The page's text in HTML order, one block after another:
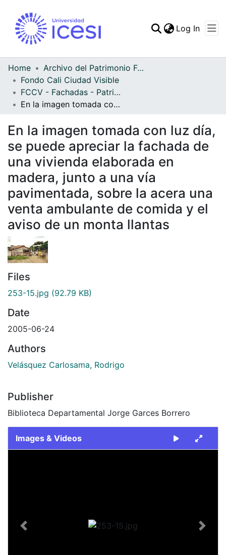
Log In
Home
Archivo del Patrimonio Fotográfico y Fílmico del Valle del Cauca
Fondo Cali Ciudad Visible
FCCV - Fachadas - Patrimonial
En la imagen tomada con luz día, se puede apreciar la fachada de una vivienda elaborada en madera, junto a una vía pavimentada, sobre la acera una venta ambulante de comida y el aviso de un monta llantas
En la imagen tomada con luz día,
se puede apreciar la fachada de
una vivienda elaborada en
madera, junto a una vía
pavimentada, sobre la acera una
venta ambulante de comida y el
aviso de un monta llantas
Files
253-15.jpg (92.79 KB)
Date
2005-06-24
Authors
Velásquez Carlosama, Rodrigo
Publisher
Biblioteca Departamental Jorge Garces Borrero
Images & Videos
Previous Next